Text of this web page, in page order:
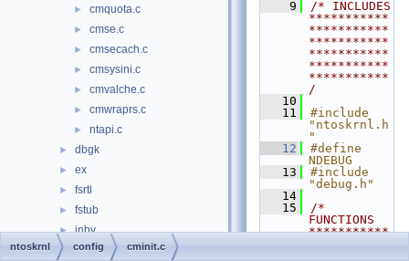
► cmquota.c
► cmse.c
► cmsecach.c
► cmsysini.c
► cmvalche.c
► cmwraprs.c
► ntapi.c
► dbgk
► ex
► fsrtl
► fstub
► inbv
► include
    9
/* INCLUDES
***********
***********
***********
***********
***********
***********
/
   10
   11
#include
"ntoskrnl.h
"
   12
#define
NDEBUG
   13
#include
"debug.h"
   14
   15
/*
FUNCTIONS
***********
ntoskrnl config cminit.c